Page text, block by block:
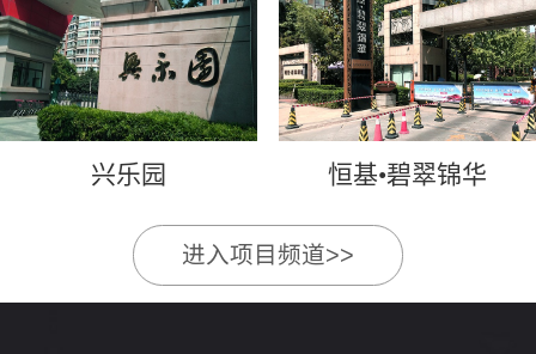
兴乐园 恒基•碧翠锦华
进入项目频道>>